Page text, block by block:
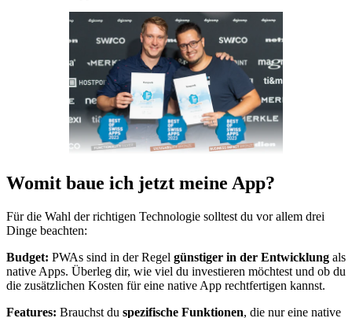
Womit baue ich jetzt meine App?
Für die Wahl der richtigen Technologie solltest du vor allem drei
Dinge beachten:
Budget: PWAs sind in der Regel günstiger in der Entwicklung als
native Apps. Überleg dir, wie viel du investieren möchtest und ob du
die zusätzlichen Kosten für eine native App rechtfertigen kannst.
Features: Brauchst du spezifische Funktionen, die nur eine native